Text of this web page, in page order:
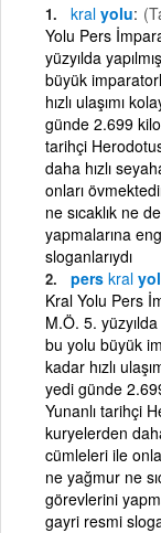
kral yolu
Yolu Pers
yüzyılda
büyük
hızlı ulaşımı
günde 2.699
tarihçi
daha hızlı
onları
ne sıcaklık ne
yapmalarına
sloganlarıydı
pers kral
Kral Yolu Pers
M.Ö. 5.
bu yolu büyük
kadar hızlı
yedi günde
Yunanlı tarihçi
kuryelerden
cümleleri ile
ne yağmur ne
görevlerini
gayri resmi